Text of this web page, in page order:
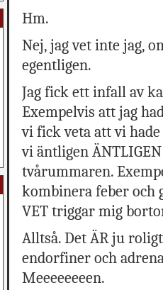
Hm.
Nej, jag vet inte jag,
egentligen.
Jag fick ett infall av
Exempelvis att jag
vi fick veta att vi
vi äntligen
tvårummaren.
kombinera feber och
VET triggar mig
Alltså. Det ÄR ju
endorfiner och
Meeeeeeeen.